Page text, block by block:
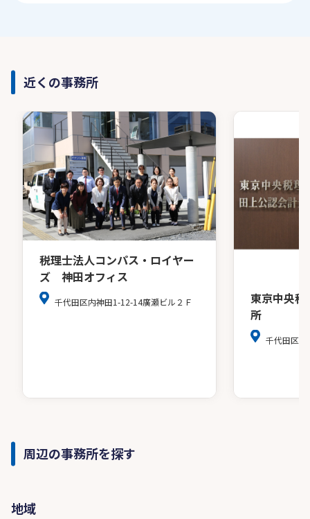
近くの事務所
税理士法人コンパス・ロイヤー
ズ 神田オフィス
千代田区内神田1-12-14廣瀬ビル２Ｆ
東京中央
所
千代田区麹
周辺の事務所を探す
地域